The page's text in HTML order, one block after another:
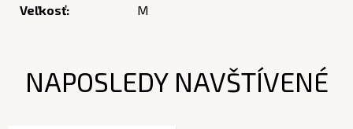
Veľkosť: M
NAPOSLEDY NAVŠTÍVENÉ